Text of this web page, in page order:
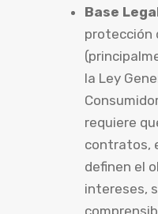
Base
protección
la Ley
requiere
contratos,
definen el
intereses,